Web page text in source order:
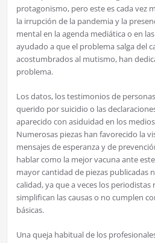
protagonismo, pero este es cada vez
la irrupción de la pandemia y la
mental en la agenda mediática o en
ayudado a que el problema salga del
acostumbrados al mutismo, han
problema.
Los datos, los testimonios de
querido por suicidio o las
aparecido con asiduidad en los
Numerosas piezas han favorecido la
mensajes de esperanza y de
hablar como la mejor vacuna ante
mayor cantidad de piezas publicadas
calidad, ya que a veces los periodistas
simplifican las causas o no cumplen
básicas.
Una queja habitual de los